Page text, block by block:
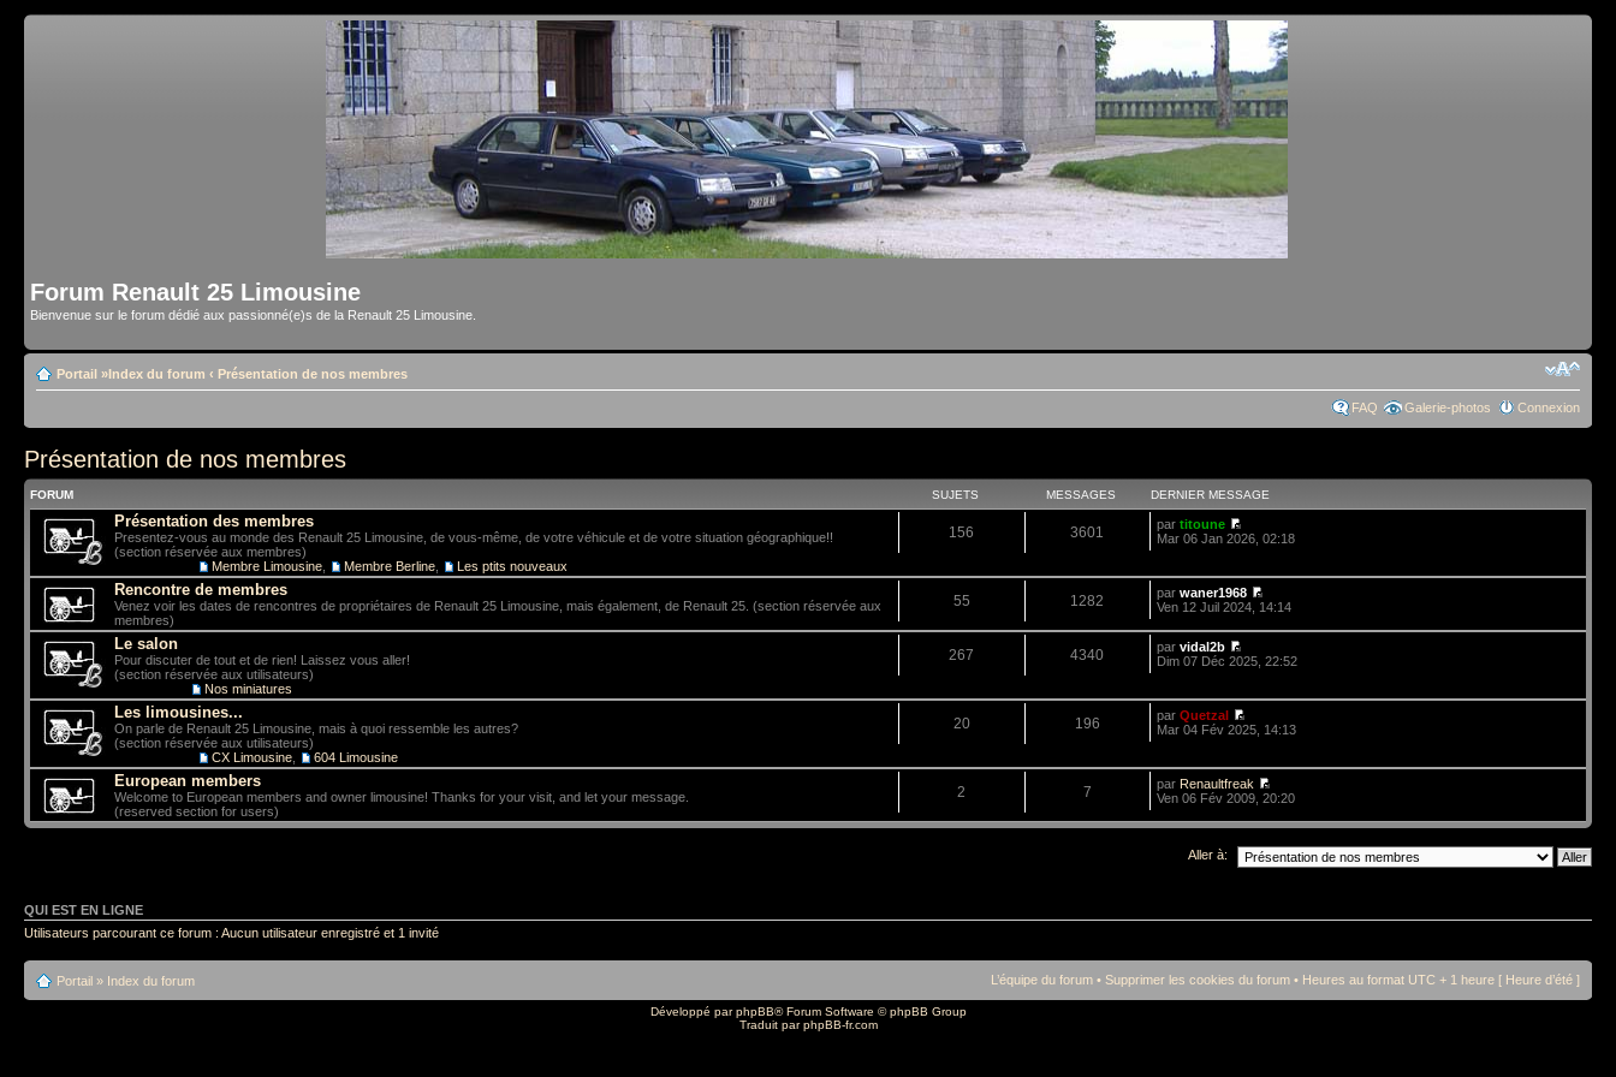
Forum Renault 25 Limousine
Bienvenue sur le forum dédié aux passionné(e)s de la Renault 25 Limousine.
Portail »Index du forum ‹ Présentation de nos membres
FAQ Galerie-photos Connexion
Présentation de nos membres
FORUM SUJETS MESSAGES DERNIER MESSAGE
Présentation des membres
Presentez-vous au monde des Renault 25 Limousine, de vous-même, de votre véhicule et de votre situation géographique!!
(section réservée aux membres)
Membre Limousine Membre Berline Les ptits nouveaux
156 3601 partitoune
Mar 06 Jan 2026, 02:18
Rencontre de membres
Venez voir les dates de rencontres de propriétaires de Renault 25 Limousine, mais également, de Renault 25. (section réservée aux
membres)
55 1282 parwaner1968
Ven 12 Juil 2024, 14:14
Le salon
Pour discuter de tout et de rien! Laissez vous aller!
(section réservée aux utilisateurs)
Nos miniatures
267 4340 parvidal2b
Dim 07 Déc 2025, 22:52
Les limousines...
On parle de Renault 25 Limousine, mais à quoi ressemble les autres?
(section réservée aux utilisateurs)
CX Limousine 604 Limousine
20 196 parQuetzal
Mar 04 Fév 2025, 14:13
European members
Welcome to European members and owner limousine! Thanks for your visit, and let your message.
(reserved section for users)
2 7 parRenaultfreak
Ven 06 Fév 2009, 20:20
Aller à:
QUI EST EN LIGNE
Utilisateurs parcourant ce forum : Aucun utilisateur enregistré et 1 invité
Portail » Index du forum L’équipe du forum • Supprimer les cookies du forum • Heures au format UTC + 1 heure [ Heure d’été ]
Développé parphpBB® Forum Software © phpBB Group
Traduit parphpBB-fr.com